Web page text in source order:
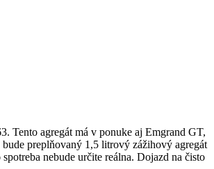
Tento agregát má v ponuke aj Emgrand GT,
preplňovaný 1,5 litrový zážihový agregát
nebude určite reálna. Dojazd na čisto